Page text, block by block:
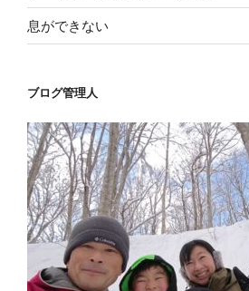
息ができない
ブログ管理人